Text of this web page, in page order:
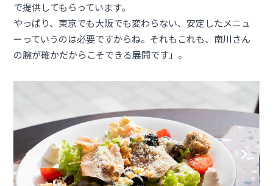
で提供してもらっています。
やっぱり、東京でも大阪でも変わらない、安定したメニュ
ーっていうのは必要ですからね。それもこれも、南川さん
の腕が確かだからこそできる展開です」。